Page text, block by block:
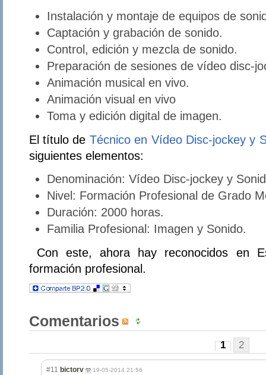
Instalación y montaje de equipos de
Captación y grabación de sonido.
Control, edición y mezcla de sonido.
Preparación de sesiones de vídeo disc-
Animación musical en vivo.
Animación visual en vivo
Toma y edición digital de imagen.
El título de Técnico en Vídeo Disc-jockey y
siguientes elementos:
Denominación: Vídeo Disc-jockey y
Nivel: Formación Profesional de Grado
Duración: 2000 horas.
Familia Profesional: Imagen y Sonido.
Con este, ahora hay reconocidos en
formación profesional.
Comentarios
1 2
#11 bictorv 19-05-2014 21:56